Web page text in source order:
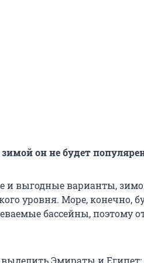
он не будет
и выгодные варианты,
уровня. Море, конечно,
бассейны, поэтому
Эмираты и Египет: